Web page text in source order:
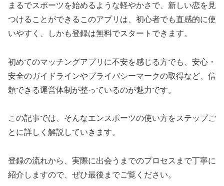
まるでスポーツを始めるような軽やかさで、新しい恋を見
つけることができるこのアプリは、初心者でも直感的に使
いやすく、しかも登録は無料でスタートできます。
初めてのマッチングアプリに不安を感じる方でも、安心・
安全のガイドラインやプライバシーマークの取得など、信
頼できる運営体制が整っているのが魅力です。
この記事では、そんなエンスポーツの使い方をステップご
とに詳しく解説していきます。
登録の流れから、実際に出会うまでのプロセスまで丁寧に
紹介しますので、ぜひ最後までご覧ください。